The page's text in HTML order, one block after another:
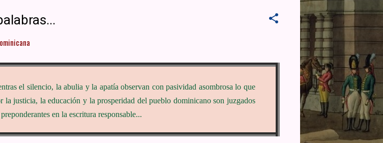
el silencio, la abulia y la apatía observan con pasividad asombrosa lo que
la justicia, la educación y la prosperidad del pueblo dominicano son juzgados
en la escritura responsable...